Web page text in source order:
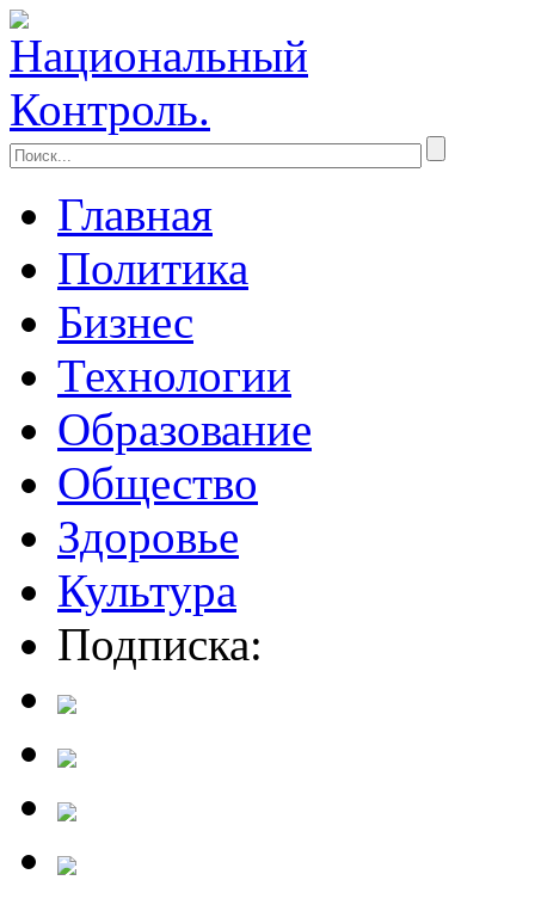
Главная
Политика
Бизнес
Технологии
Образование
Общество
Здоровье
Культура
Подписка: